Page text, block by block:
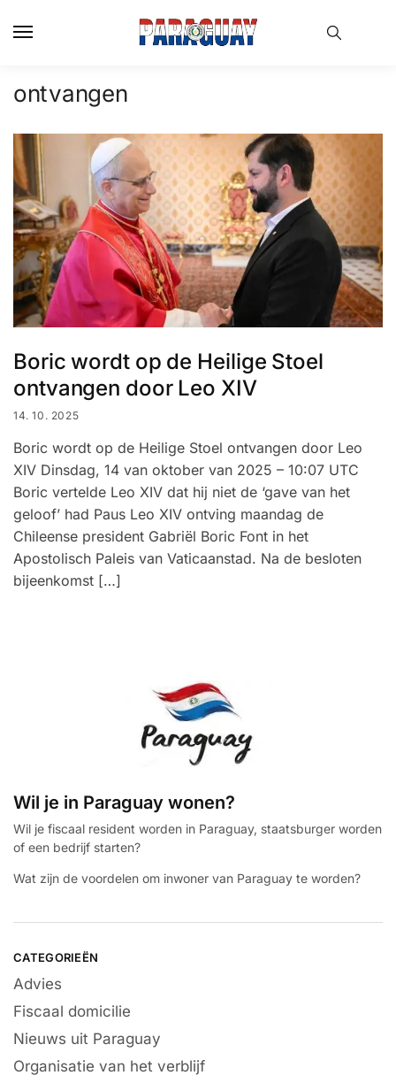
ontvangen
Boric wordt op de Heilige Stoel
ontvangen door Leo XIV
14. 10. 2025
Boric wordt op de Heilige Stoel ontvangen door Leo
XIV Dinsdag, 14 van oktober van 2025 – 10:07 UTC
Boric vertelde Leo XIV dat hij niet de ‘gave van het
geloof’ had Paus Leo XIV ontving maandag de
Chileense president Gabriël Boric Font in het
Apostolisch Paleis van Vaticaanstad. Na de besloten
bijeenkomst […]
Wil je in Paraguay wonen?
Wil je fiscaal resident worden in Paraguay, staatsburger worden
of een bedrijf starten?
Wat zijn de voordelen om inwoner van Paraguay te worden?
CATEGORIEËN
Advies
Fiscaal domicilie
Nieuws uit Paraguay
Organisatie van het verblijf